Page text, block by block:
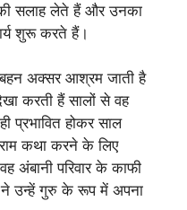
सलाह लेते हैं और उनका
शुरू करते हैं।
बहन अक्सर आश्रम जाती है
करती हैं सालों से वह
प्रभावित होकर साल
कथा करने के लिए
अंबानी परिवार के काफी
ने उन्हें गुरु के रूप में अपना